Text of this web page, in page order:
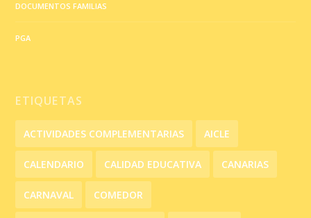
DOCUMENTOS FAMILIAS
PGA
ETIQUETAS
ACTIVIDADES COMPLEMENTARIAS AICLE
CALENDARIO CALIDAD EDUCATIVA CANARIAS
CARNAVAL COMEDOR